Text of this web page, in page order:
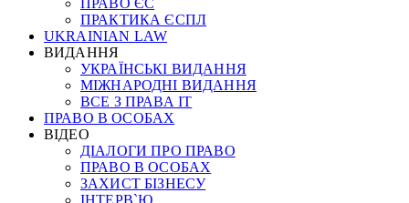
ПРАВО ЄС
ПРАКТИКА ЄСПЛ
UKRAINIAN LAW
ВИДАННЯ
УКРАЇНСЬКІ ВИДАННЯ
МІЖНАРОДНІ ВИДАННЯ
ВСЕ З ПРАВА ІТ
ПРАВО В ОСОБАХ
ВІДЕО
ДІАЛОГИ ПРО ПРАВО
ПРАВО В ОСОБАХ
ЗАХИСТ БІЗНЕСУ
ІНТЕРВ`Ю